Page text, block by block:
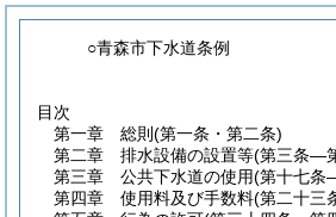
○青森市下水道条例
目次
第一章
総則 (第一条・第二条)
第二章
排水設備の設置等(第三条―
第三章
公共下水道の使用(第十七条
第四章
使用料及び手数料(第二十三